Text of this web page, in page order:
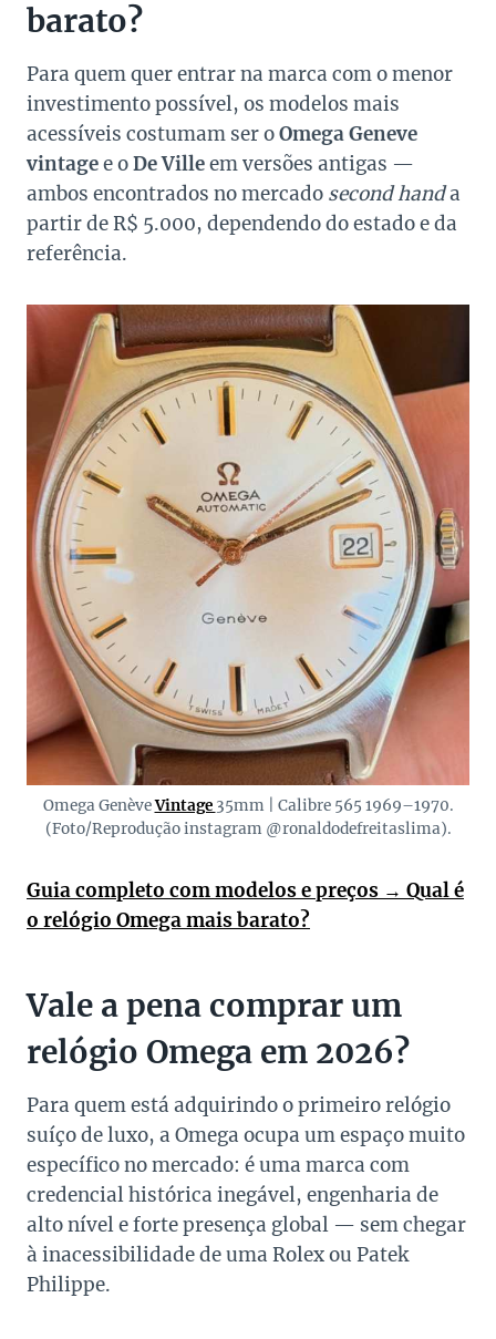
barato?
Para quem quer entrar na marca com o menor
investimento possível, os modelos mais
acessíveis costumam ser oOmega Geneve
vintagee oDe Villeem versões antigas —
ambos encontrados no mercado second handa
partir de R$ 5.000, dependendo do estado e da
referência.
Omega GenèveVintage 35mm | Calibre 565 1969–1970.
(Foto/Reprodução instagram @ronaldodefreitaslima).
Guia completo com modelos e preços → Qual é
o relógio Omega mais barato?
Vale a pena comprar um
relógio Omega em 2026?
Para quem está adquirindo o primeiro relógio
suíço de luxo, a Omega ocupa um espaço muito
específico no mercado: é uma marca com
credencial histórica inegável, engenharia de
alto nível e forte presença global — sem chegar
à inacessibilidade de uma Rolex ou Patek
Philippe.